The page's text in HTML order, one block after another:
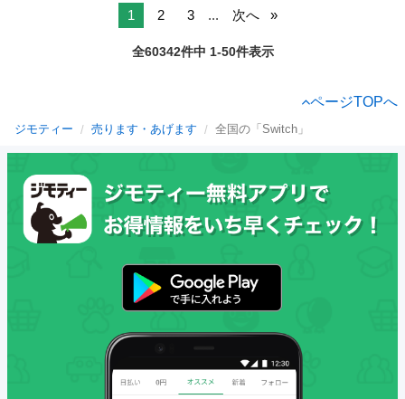
1 2 3 ... 次へ
全60342件中 1-50件表示
ページTOPへ
ジモティー 売ります・あげます 全国の「Switch」